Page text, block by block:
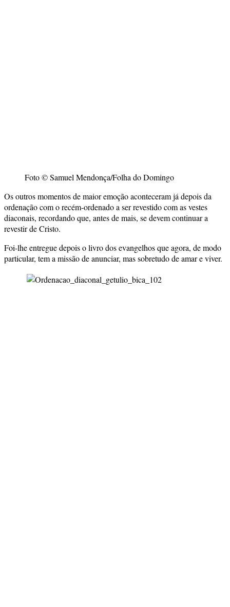
Foto © Samuel Mendonça/Folha do Domingo
Os outros momentos de maior emoção aconteceram já depois da
ordenação com o recém-ordenado a ser revestido com as vestes
diaconais, recordando que, antes de mais, se devem continuar a
revestir de Cristo.
Foi-lhe entregue depois o livro dos evangelhos que agora, de modo
particular, tem a missão de anunciar, mas sobretudo de amar e viver.